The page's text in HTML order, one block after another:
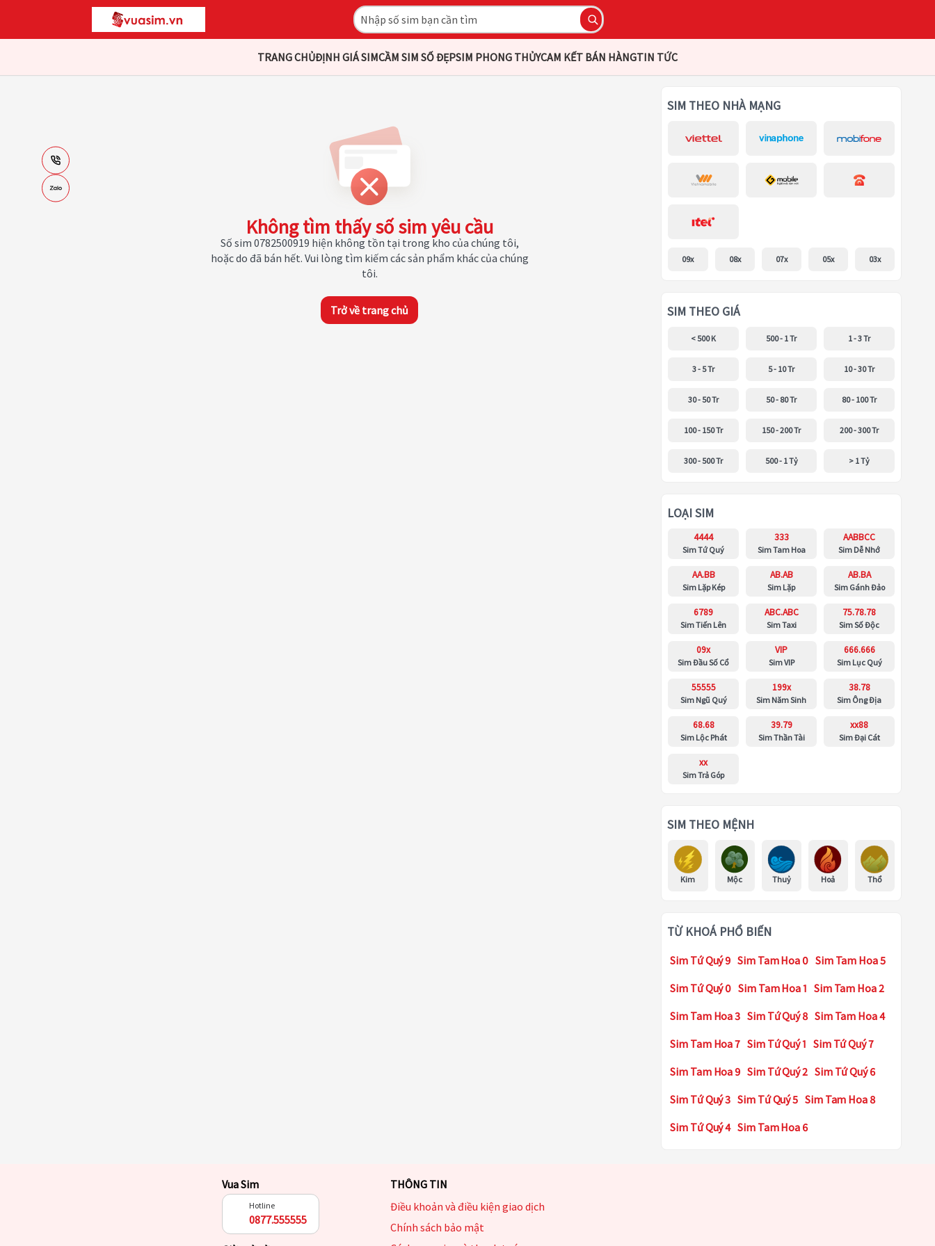
TRANG CHỦĐỊNH GIÁ SIMCẦM SIM SỐ ĐẸPSIM PHONG THỦYCAM KẾT BÁN HÀNGTIN TỨC
Không tìm thấy số sim yêu cầu
Số sim 0782500919 hiện không tồn tại trong kho của chúng tôi,
hoặc do đã bán hết. Vui lòng tìm kiếm các sản phẩm khác của chúng
tôi.
Trở về trang chủ
SIM THEO NHÀ MẠNG
09x 08x 07x 05x 03x
SIM THEO GIÁ
< 500 K 500 - 1 Tr 1 - 3 Tr
3 - 5 Tr 5 - 10 Tr 10 - 30 Tr
30 - 50 Tr 50 - 80 Tr 80 - 100 Tr
100 - 150 Tr 150 - 200 Tr 200 - 300 Tr
300 - 500 Tr 500 - 1 Tỷ > 1 Tỷ
LOẠI SIM
4444
Sim Tứ Quý
333
Sim Tam Hoa
AABBCC
Sim Dễ Nhớ
AA.BB
Sim Lặp Kép
AB.AB
Sim Lặp
AB.BA
Sim Gánh Đảo
6789
Sim Tiến Lên
ABC.ABC
Sim Taxi
75.78.78
Sim Số Độc
09x
Sim Đầu Số Cổ
VIP
Sim VIP
666.666
Sim Lục Quý
55555
Sim Ngũ Quý
199x
Sim Năm Sinh
38.78
Sim Ông Địa
68.68
Sim Lộc Phát
39.79
Sim Thần Tài
xx88
Sim Đại Cát
xx
Sim Trả Góp
SIM THEO MỆNH
Kim Mộc Thuỷ Hoả Thổ
TỪ KHOÁ PHỔ BIẾN
Sim Tứ Quý 9 Sim Tam Hoa 0 Sim Tam Hoa 5
Sim Tứ Quý 0 Sim Tam Hoa 1 Sim Tam Hoa 2
Sim Tam Hoa 3 Sim Tứ Quý 8 Sim Tam Hoa 4
Sim Tam Hoa 7 Sim Tứ Quý 1 Sim Tứ Quý 7
Sim Tam Hoa 9 Sim Tứ Quý 2 Sim Tứ Quý 6
Sim Tứ Quý 3 Sim Tứ Quý 5 Sim Tam Hoa 8
Sim Tứ Quý 4 Sim Tam Hoa 6
Vua Sim
Hotline
0877.555555
THÔNG TIN
Điều khoản và điều kiện giao dịch
Chính sách bảo mật